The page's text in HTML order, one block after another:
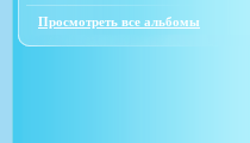
Просмотреть все альбомы